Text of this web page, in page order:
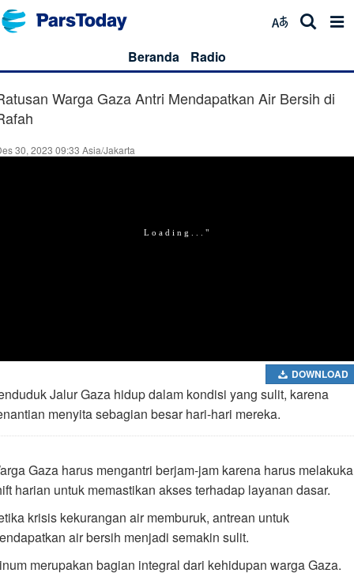
Beranda Radio
Warga Gaza Antri Mendapatkan Air Bersih di
30, 2023 09:33 Asia/Jakarta
DOWNLOAD
Jalur Gaza hidup dalam kondisi yang sulit, karena
menyita sebagian besar hari-hari mereka.
Gaza harus mengantri berjam-jam karena harus
harian untuk memastikan akses terhadap layanan dasar.
krisis kekurangan air memburuk, antrean untuk
air bersih menjadi semakin sulit.
merupakan bagian integral dari kehidupan warga Gaza.